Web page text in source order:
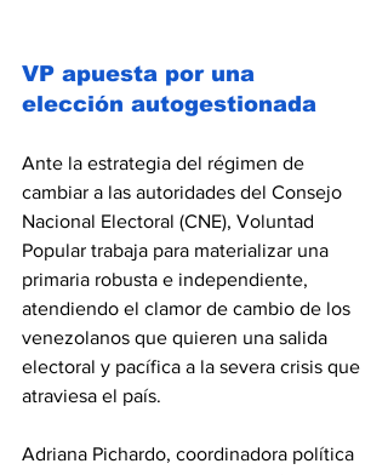
VP apuesta por una
elección autogestionada
Ante la estrategia del régimen de
cambiar a las autoridades del Consejo
Nacional Electoral (CNE), Voluntad
Popular trabaja para materializar una
primaria robusta e independiente,
atendiendo el clamor de cambio de los
venezolanos que quieren una salida
electoral y pacífica a la severa crisis que
atraviesa el país.
Adriana Pichardo, coordinadora política